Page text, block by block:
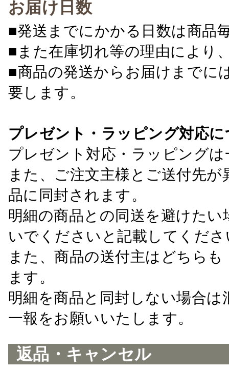
お届け日数
■発送までにかかる日数は商品
■また在庫切れ等の理由により
■商品の発送からお届けまでに
要します。
プレゼント・ラッピング対応
プレゼント対応・ラッピング
また、ご注文主様とご送付先
品に同封されます。
明細の商品との同送を避けた
いでくださいと記載してくださ
また、商品の送付主はどちら
ます。
明細を商品と同封しない場合
一報をお願いいたします。
返品・キャンセル